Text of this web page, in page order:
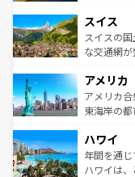
れる地方
を参照して
は、お酒好き
ドイツ情報
リアごと
ティー、
戦など、
ンツ一覧を
スイス
スイスの
な交通網
の建物が
博物館も
ことがで
ば市内交通
着のスイ
アメリカ
アメリカ
東海岸の
のような巨
ンメント
西部には
ハワイ
年間を通
ハワイは